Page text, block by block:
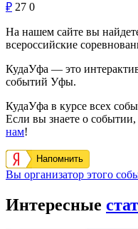
₽ 27 0
На нашем сайте вы
всероссийские
КудаУфа — это
событий Уфы.
КудаУфа в курсе всех
Если вы знаете о событии,
нам!
Напомнить
Вы организатор этого
Интересные